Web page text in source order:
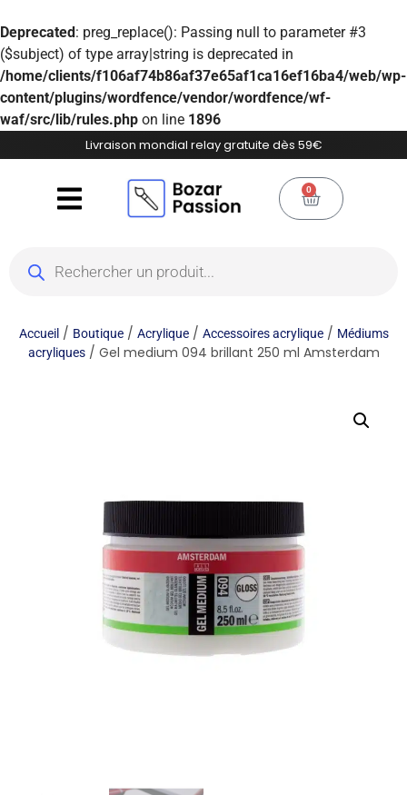
Deprecated: preg_replace(): Passing null to parameter #3
($subject) of type array|string is deprecated in
/home/clients/f106af74b86af37e65af1ca16ef16ba4/web/wp-
content/plugins/wordfence/vendor/wordfence/wf-
waf/src/lib/rules.php on line 1896
Livraison mondial relay gratuite dès 59€
0
Accueil/ Boutique/ Acrylique/ Accessoires acrylique/ Médiums
acryliques/ Gel medium 094 brillant 250 ml Amsterdam